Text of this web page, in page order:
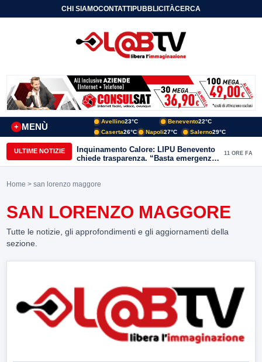
CHI SIAMOCONTATTIPUBBLICITÀCERCA
MENÙ
+
Avellino23°C Benevento22°C
Caserta26°C Napoli27°C Salerno29°C
ULTIME NOTIZIE
Inquinamento Calore: LIPU Benevento
chiede trasparenza. “Basta emergenze:
non possiamo continuare a trattare i
canali di scarico
11 ORE FA
Home > san lorenzo maggore
SAN LORENZO MAGGORE
Tutte le notizie, gli approfondimenti e gli aggiornamenti della
sezione.